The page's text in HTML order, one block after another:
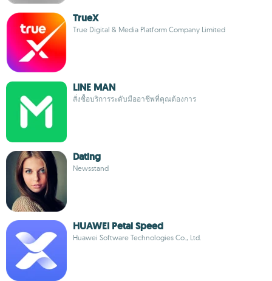
TrueX
True Digital & Media Platform Company Limited
LINE MAN
สั่งซื้อบริการระดับมืออาชีพที่คุณต้องการ
Dating
Newsstand
HUAWEI Petal Speed
Huawei Software Technologies Co., Ltd.